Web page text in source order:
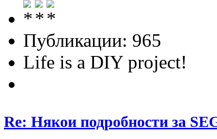
Публикации: 965
Life is a DIY project!
Re: Някои подробности за